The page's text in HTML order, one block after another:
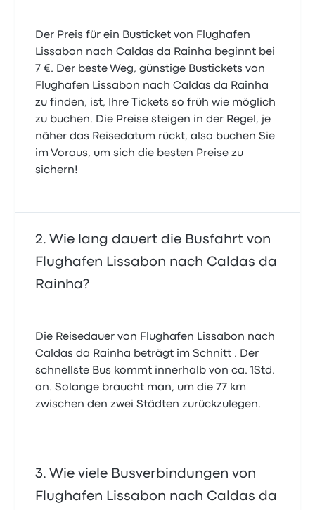
Alles sehr gut, pünktlich.
5.0 von 5 Sternen
Ingo K.
2. August 2026
Sicher und komfortabel
5.0 von 5 Sternen
Jana F.
Der Preis für ein Busticket von Flughafen
Lissabon nach Caldas da Rainha beginnt bei
7 €. Der beste Weg, günstige Bustickets von
Flughafen Lissabon nach Caldas da Rainha
zu finden, ist, Ihre Tickets so früh wie möglich
zu buchen. Die Preise steigen in der Regel, je
näher das Reisedatum rückt, also buchen Sie
im Voraus, um sich die besten Preise zu
sichern!
Wie lang dauert die Busfahrt von
Flughafen Lissabon nach Caldas da
Rainha?
Die Reisedauer von Flughafen Lissabon nach
Caldas da Rainha beträgt im Schnitt . Der
schnellste Bus kommt innerhalb von ca. 1Std.
an. Solange braucht man, um die 77 km
zwischen den zwei Städten zurückzulegen.
Wie viele Busverbindungen von
Flughafen Lissabon nach Caldas da